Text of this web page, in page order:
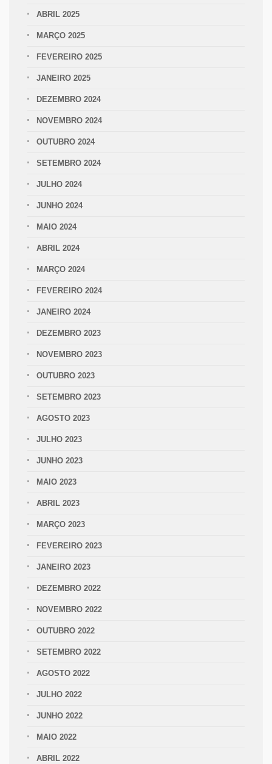
ABRIL 2025
MARÇO 2025
FEVEREIRO 2025
JANEIRO 2025
DEZEMBRO 2024
NOVEMBRO 2024
OUTUBRO 2024
SETEMBRO 2024
JULHO 2024
JUNHO 2024
MAIO 2024
ABRIL 2024
MARÇO 2024
FEVEREIRO 2024
JANEIRO 2024
DEZEMBRO 2023
NOVEMBRO 2023
OUTUBRO 2023
SETEMBRO 2023
AGOSTO 2023
JULHO 2023
JUNHO 2023
MAIO 2023
ABRIL 2023
MARÇO 2023
FEVEREIRO 2023
JANEIRO 2023
DEZEMBRO 2022
NOVEMBRO 2022
OUTUBRO 2022
SETEMBRO 2022
AGOSTO 2022
JULHO 2022
JUNHO 2022
MAIO 2022
ABRIL 2022